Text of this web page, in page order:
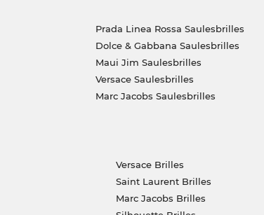
Prada Linea Rossa Saulesbrilles
Dolce & Gabbana Saulesbrilles
Maui Jim Saulesbrilles
Versace Saulesbrilles
Marc Jacobs Saulesbrilles
Versace Brilles
Saint Laurent Brilles
Marc Jacobs Brilles